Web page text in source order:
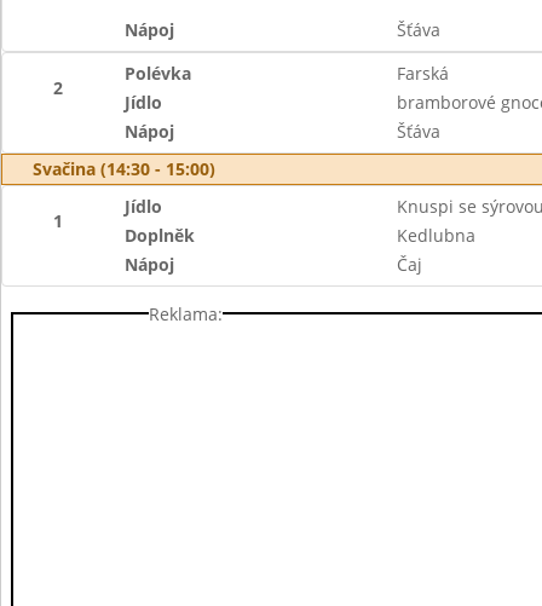
Nápoj Šťáva
2
Polévka
Farská
Jídlo
bramborové
Nápoj
Šťáva
Svačina (14:30 - 15:00)
1
Jídlo
Knuspi se
Doplněk
Kedlubna
Nápoj
Čaj
Reklama: